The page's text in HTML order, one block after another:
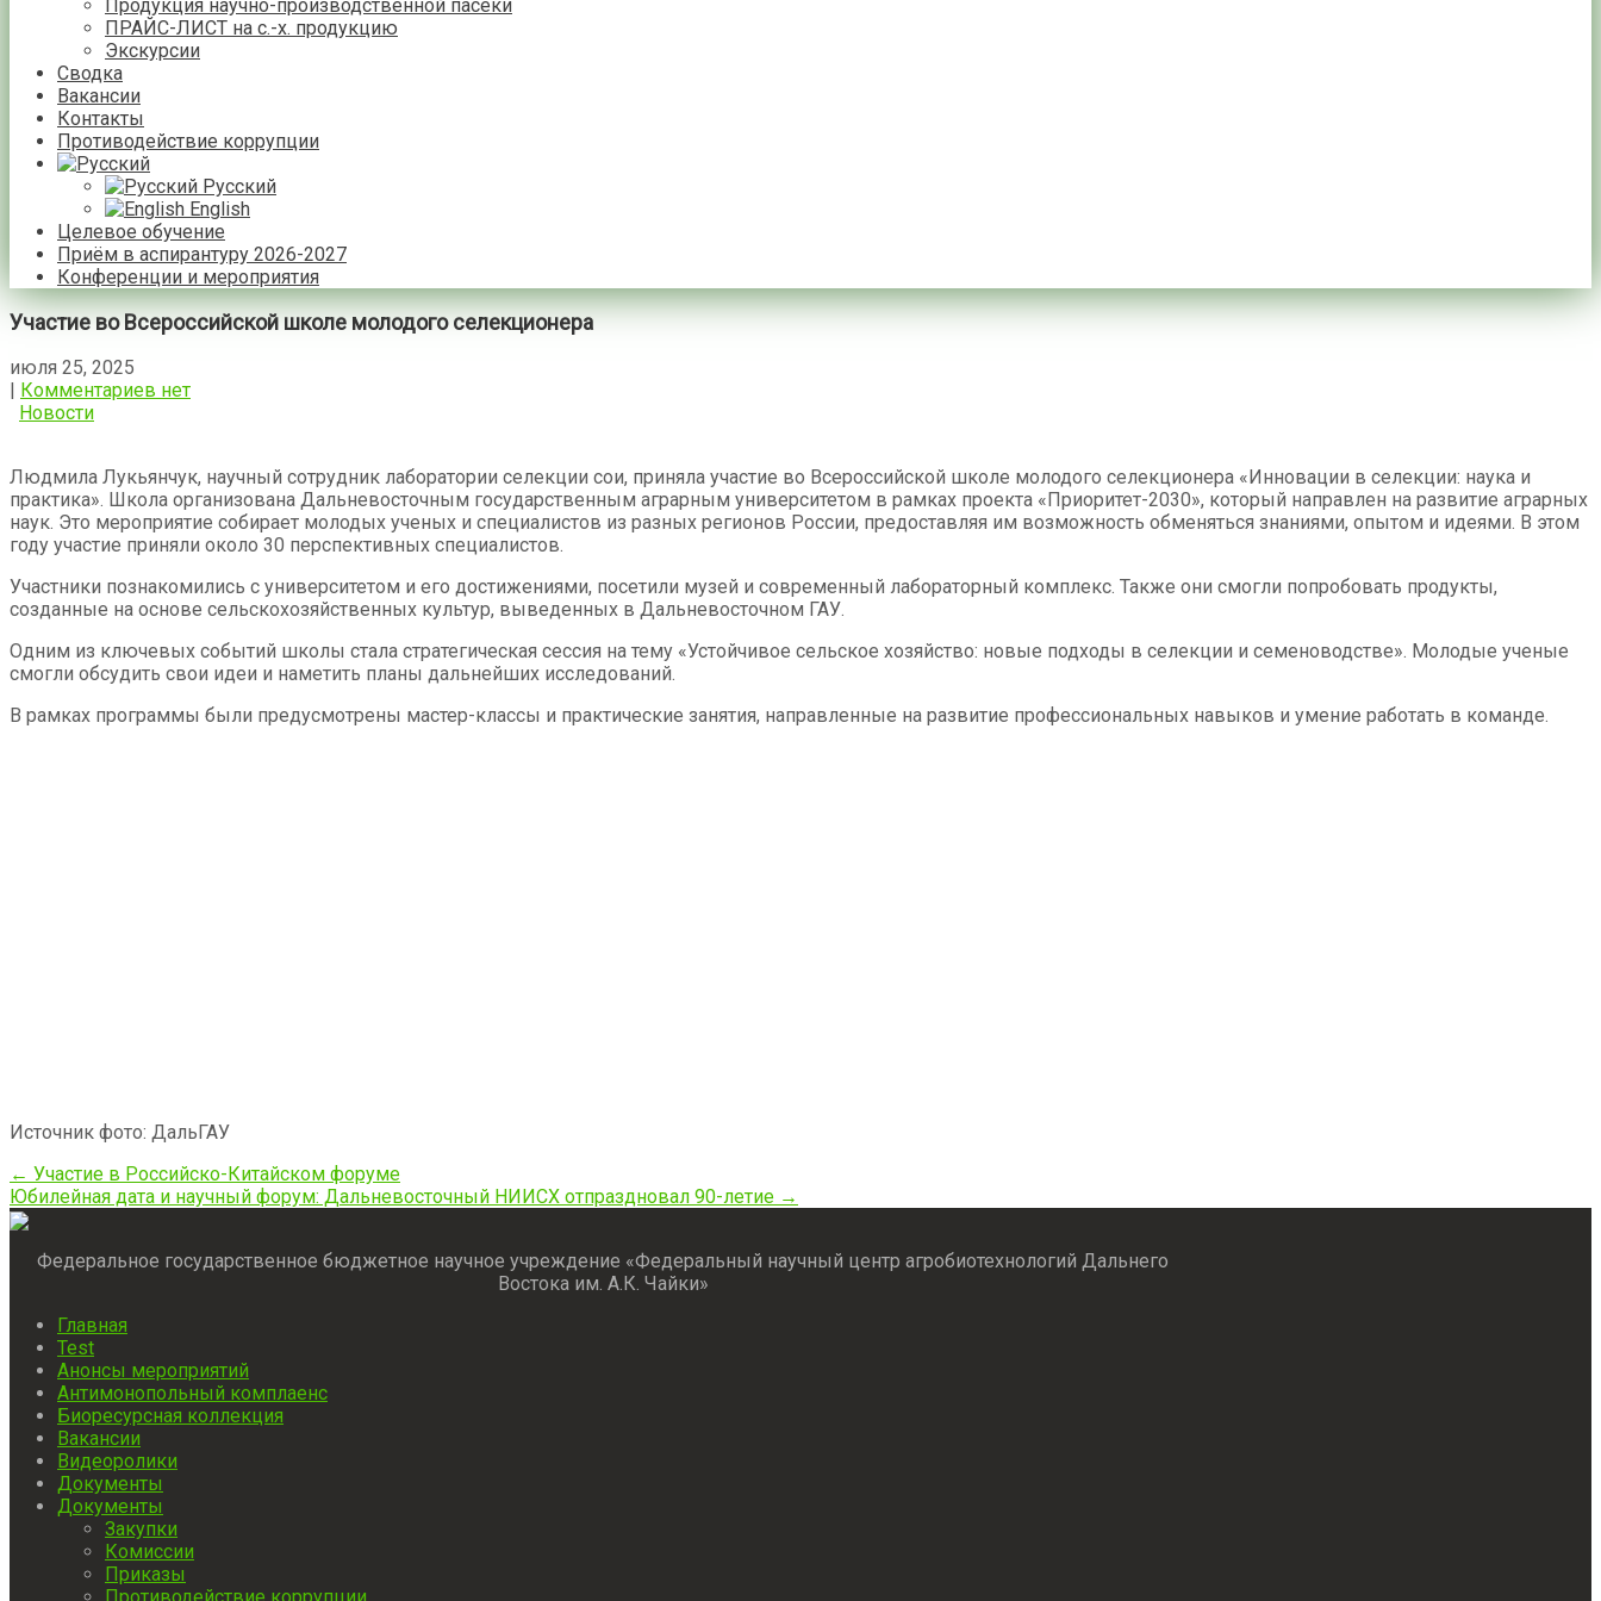
Продукция научно-производственной пасеки
ПРАЙС-ЛИСТ на с.-х. продукцию
Экскурсии
Сводка
Вакансии
Контакты
Противодействие коррупции
Русский
English
Целевое обучение
Приём в аспирантуру 2026-2027
Конференции и мероприятия
Участие во Всероссийской школе молодого селекционера
июля 25, 2025
| Комментариев нет
Новости
Людмила Лукьянчук, научный сотрудник лаборатории селекции сои, приняла участие во Всероссийской школе молодого селекционера «Инновации в селекции: наука и
практика». Школа организована Дальневосточным государственным аграрным университетом в рамках проекта «Приоритет-2030», который направлен на развитие аграрных
наук. Это мероприятие собирает молодых ученых и специалистов из разных регионов России, предоставляя им возможность обменяться знаниями, опытом и идеями. В этом
году участие приняли около 30 перспективных специалистов.
Участники познакомились с университетом и его достижениями, посетили музей и современный лабораторный комплекс. Также они смогли попробовать продукты,
созданные на основе сельскохозяйственных культур, выведенных в Дальневосточном ГАУ.
Одним из ключевых событий школы стала стратегическая сессия на тему «Устойчивое сельское хозяйство: новые подходы в селекции и семеноводстве». Молодые ученые
смогли обсудить свои идеи и наметить планы дальнейших исследований.
В рамках программы были предусмотрены мастер-классы и практические занятия, направленные на развитие профессиональных навыков и умение работать в команде.
Источник фото: ДальГАУ
Post
navigation
← Участие в Российско-Китайском форуме
Юбилейная дата и научный форум: Дальневосточный НИИСХ отпраздновал 90-летие →
Федеральное государственное бюджетное научное учреждение «Федеральный научный центр агробиотехнологий Дальнего
Востока им. А.К. Чайки»
Главная
Test
Анонсы мероприятий
Антимонопольный комплаенс
Биоресурсная коллекция
Вакансии
Видеоролики
Документы
Документы
Закупки
Комиссии
Приказы